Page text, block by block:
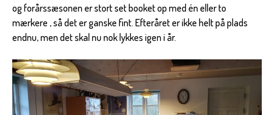
og forårssæsonen er stort set booket op med én eller to
mærkere , så det er ganske fint. Efteråret er ikke helt på plads
endnu, men det skal nu nok lykkes igen i år.